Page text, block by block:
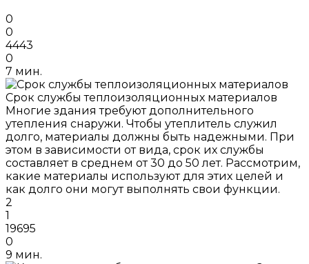
0
0
4443
0
7 мин.
Срок службы теплоизоляционных материалов
Многие здания требуют дополнительного
утепления снаружи. Чтобы утеплитель служил
долго, материалы должны быть надежными. При
этом в зависимости от вида, срок их службы
составляет в среднем от 30 до 50 лет. Рассмотрим,
какие материалы используют для этих целей и
как долго они могут выполнять свои функции.
2
1
19695
0
9 мин.